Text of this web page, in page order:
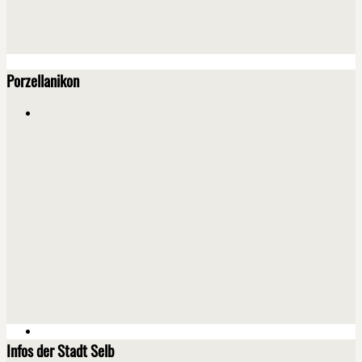
Porzellanikon
Infos der Stadt Selb